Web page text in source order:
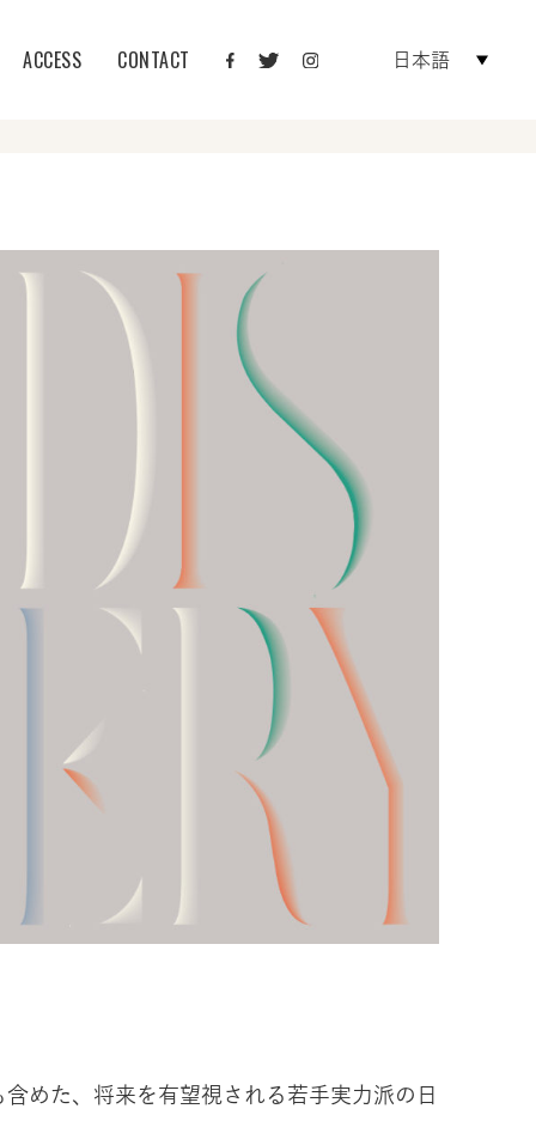
ACCESS CONTACT 日本語
めた、将来を有望視される若手実力派の日